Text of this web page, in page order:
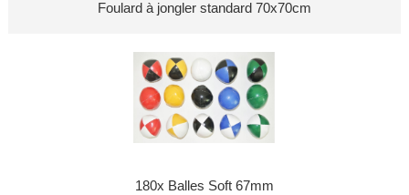
Foulard à jongler standard 70x70cm
180x Balles Soft 67mm